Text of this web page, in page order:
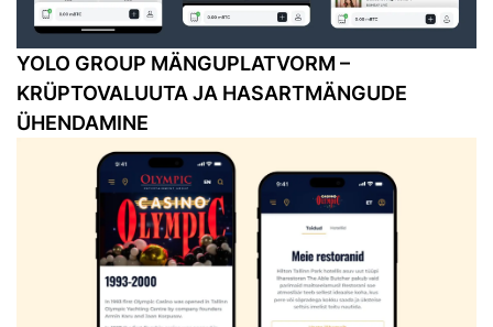
YOLO GROUP MÄNGUPLATVORM –
KRÜPTOVALUUTA JA HASARTMÄNGUDE
ÜHENDAMINE